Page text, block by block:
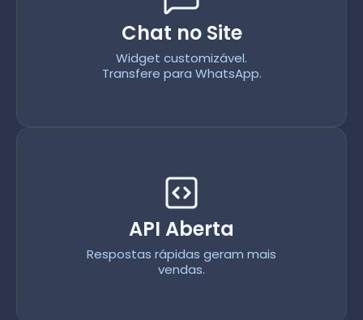
Chat no Site
Widget customizável.
Transfere para WhatsApp.
API Aberta
Respostas rápidas geram mais
vendas.